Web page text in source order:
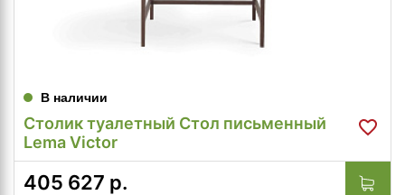
В наличии
Столик туалетный Стол письменный
Lema Victor
405 627 р.